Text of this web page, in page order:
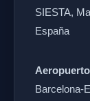
SIESTA,
España
Barcelona-